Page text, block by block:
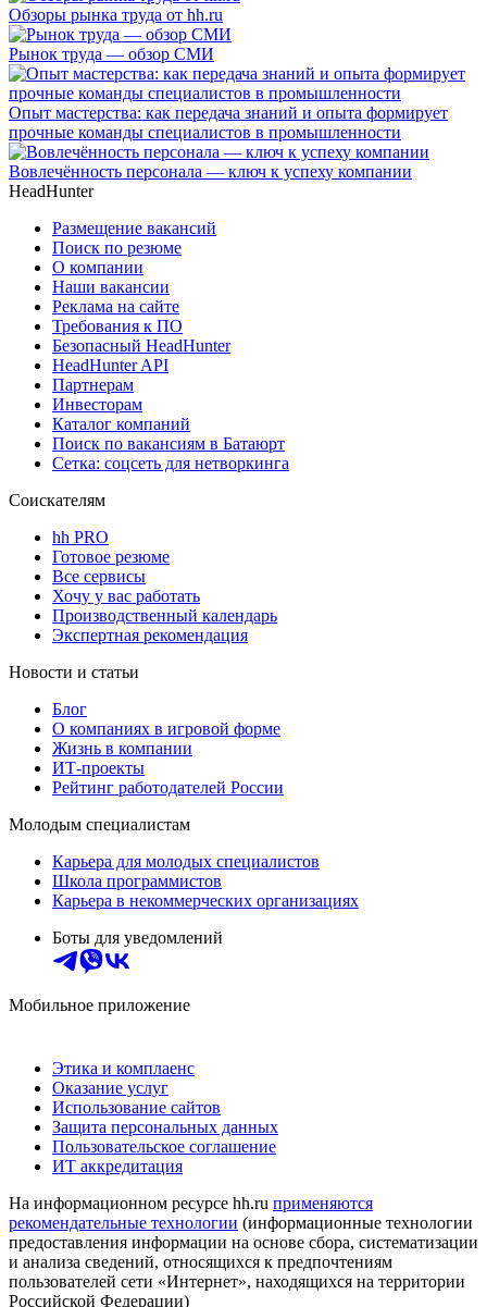
Обзоры рынка труда от hh.ru
Рынок труда — обзор СМИ
Опыт мастерства: как передача знаний и опыта формирует
прочные команды специалистов в промышленности
Вовлечённость персонала — ключ к успеху компании
HeadHunter
Размещение вакансий
Поиск по резюме
О компании
Наши вакансии
Реклама на сайте
Требования к ПО
Безопасный HeadHunter
HeadHunter API
Партнерам
Инвесторам
Каталог компаний
Поиск по вакансиям в Батаюрт
Сетка: соцсеть для нетворкинга
Соискателям
hh PRO
Готовое резюме
Все сервисы
Хочу у вас работать
Производственный календарь
Экспертная рекомендация
Новости и статьи
Блог
О компаниях в игровой форме
Жизнь в компании
ИТ-проекты
Рейтинг работодателей России
Молодым специалистам
Карьера для молодых специалистов
Школа программистов
Карьера в некоммерческих организациях
Боты для уведомлений
Мобильное приложение
Этика и комплаенс
Оказание услуг
Использование сайтов
Защита персональных данных
Пользовательское соглашение
ИТ аккредитация
На информационном ресурсе hh.ru применяются
рекомендательные технологии (информационные технологии
предоставления информации на основе сбора, систематизации
и анализа сведений, относящихся к предпочтениям
пользователей сети «Интернет», находящихся на территории
Российской Федерации)